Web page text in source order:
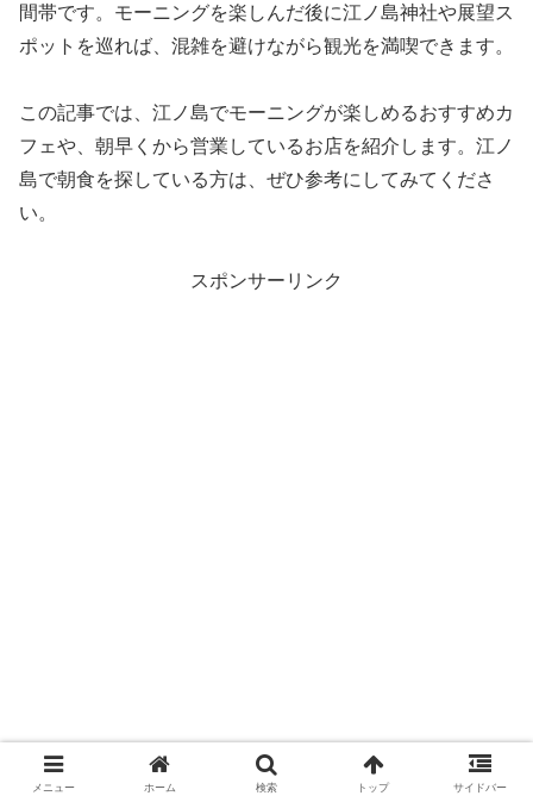
間帯です。モーニングを楽しんだ後に江ノ島神社や展望ス
ポットを巡れば、混雑を避けながら観光を満喫できます。
この記事では、江ノ島でモーニングが楽しめるおすすめカ
フェや、朝早くから営業しているお店を紹介します。江ノ
島で朝食を探している方は、ぜひ参考にしてみてくださ
い。
スポンサーリンク
メニュー ホーム 検索 トップ サイドバー